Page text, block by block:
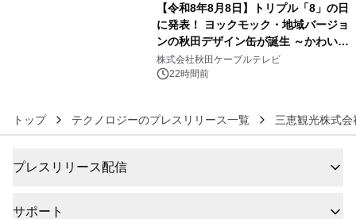
【令和8年8月8日】トリプル「8」の日
に発表！ ヨックモック・地域バージョ
ンの秋田デザイン缶が誕生 ～かわいい
秋田犬の子犬と秋田の四季と名所を巡
るパッケージ～ 9月1日(火)秋田県内で
株式会社秋田ケーブルテレビ
22時間前
トップ テクノロジーのプレスリリース一覧 三恵観光株式会
プレスリリース配信
サポート